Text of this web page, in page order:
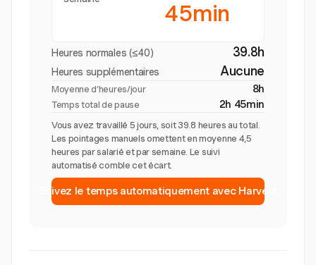
45min
Heures normales (≤40) 39.8h
Heures supplémentaires Aucune
Moyenne d’heures/jour 8h
Temps total de pause 2h 45min
Vous avez travaillé 5 jours, soit 39.8 heures au total.
Les pointages manuels omettent en moyenne 4,5
heures par salarié et par semaine. Le suivi
automatisé comble cet écart.
Suivez le temps automatiquement avec Harvest